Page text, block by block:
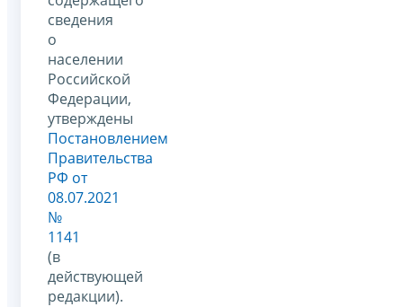
сведения
о
населении
Российской
Федерации,
утверждены
Постановлением
Правительства
РФ от
08.07.2021
№
1141
(в
действующей
редакции).